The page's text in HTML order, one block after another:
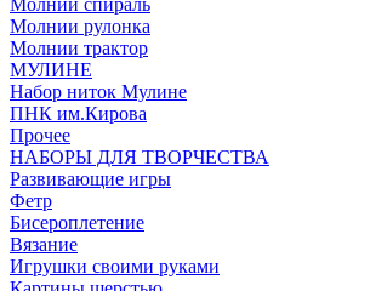
Молнии спираль
Молнии рулонка
Молнии трактор
МУЛИНЕ
Набор ниток Мулине
ПНК им.Кирова
Прочее
НАБОРЫ ДЛЯ ТВОРЧЕСТВА
Развивающие игры
Фетр
Бисероплетение
Вязание
Игрушки своими руками